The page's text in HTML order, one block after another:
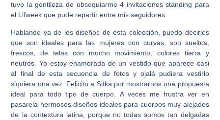
tuvo la gentileza de obsequiarme 4 invitaciones standing para
el Lifweek que pude repartir entre mis seguidores.
Hablando ya de los diseños de esta colección, puedo decirles
que son ideales para las mujeres con curvas, son sueltos,
frescos, de telas con mucho movimiento, colores tierra y
neutros. Yo estoy enamorada de un vestido que aparece casi
al final de esta secuencia de fotos y ojalá pudiera vestirlo
siquiera una vez. Felicito a Sitka por mostrarnos una propuesta
ideal para todo tipo de cuerpo. A veces me frustra ver en
pasarela hermosos diseños ideales para cuerpos muy alejados
de la contextura latina, porque no todas somos tan delgadas